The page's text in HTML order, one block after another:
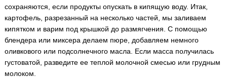
сохраняются, если продукты опускать в кипящую воду. Итак,
картофель, разрезанный на несколько частей, мы заливаем
кипятком и варим под крышкой до размягчения. С помощью
блендера или миксера делаем пюре, добавляем немного
оливкового или подсолнечного масла. Если масса получилась
густоватой, разведите ее теплой молочной смесью или грудным
молоком.